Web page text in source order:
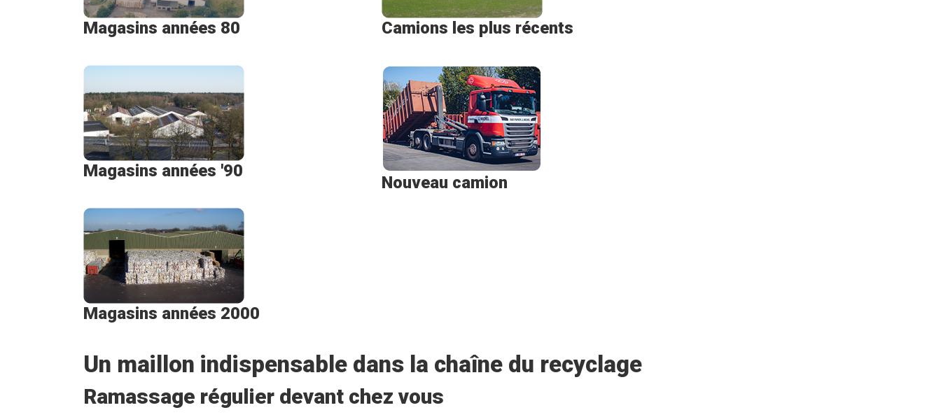
Magasins années 80
Magasins années '90
Magasins années 2000
Camions les plus récents
Nouveau camion
Un maillon indispensable dans la chaîne du recyclage
Ramassage régulier devant chez vous